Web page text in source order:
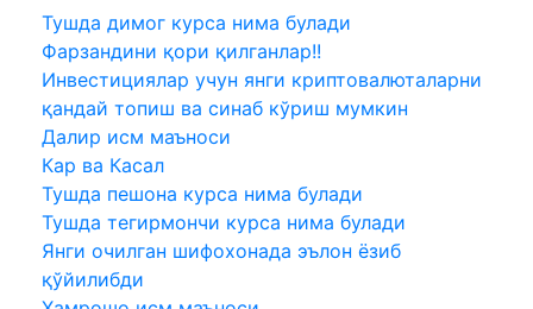
Тушда димог курса нима булади
Фарзандини қори қилганлар!!
Инвестициялар учун янги криптовалюталарни
қандай топиш ва синаб кўриш мумкин
Далир исм маъноси
Кар ва Касал
Тушда пешона курса нима булади
Тушда тегирмончи курса нима булади
Янги очилган шифохонада эълон ёзиб
қўйилибди